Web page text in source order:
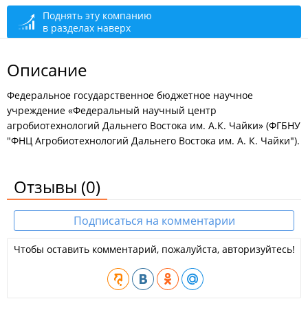
Поднять эту компанию
в разделах наверх
Описание
Федеральное государственное бюджетное научное
учреждение «Федеральный научный центр
агробиотехнологий Дальнего Востока им. А.К. Чайки» (ФГБНУ
"ФНЦ Агробиотехнологий Дальнего Востока им. А. К. Чайки").
Отзывы (0)
Подписаться на комментарии
Чтобы оставить комментарий, пожалуйста, авторизуйтесь!